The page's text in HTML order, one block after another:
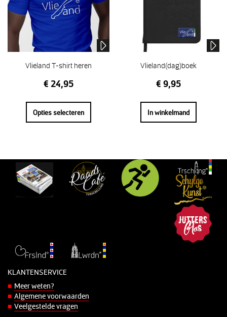
Vlieland T-shirt heren
€ 24,95
Opties selecteren
Vlieland(dag)boek
€ 9,95
In winkelmand
KLANTENSERVICE
Meer weten?
Algemene voorwaarden
Veelgestelde vragen